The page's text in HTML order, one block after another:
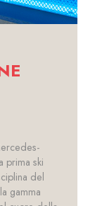
prima ski
del
gamma